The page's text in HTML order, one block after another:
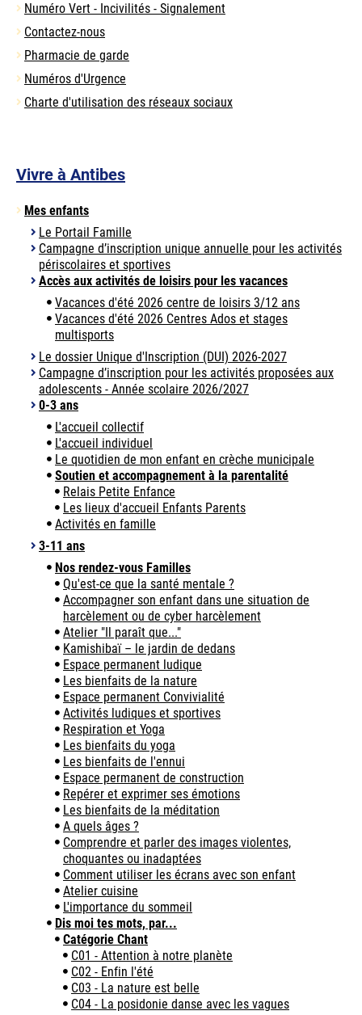
Numéro Vert - Incivilités - Signalement
Contactez-nous
Pharmacie de garde
Numéros d'Urgence
Charte d'utilisation des réseaux sociaux
Vivre à Antibes
Mes enfants
Le Portail Famille
Campagne d’inscription unique annuelle pour les activités
périscolaires et sportives
Accès aux activités de loisirs pour les vacances
Vacances d'été 2026 centre de loisirs 3/12 ans
Vacances d'été 2026 Centres Ados et stages
multisports
Le dossier Unique d'Inscription (DUI) 2026-2027
Campagne d’inscription pour les activités proposées aux
adolescents - Année scolaire 2026/2027
0-3 ans
L'accueil collectif
L'accueil individuel
Le quotidien de mon enfant en crèche municipale
Soutien et accompagnement à la parentalité
Relais Petite Enfance
Les lieux d'accueil Enfants Parents
Activités en famille
3-11 ans
Nos rendez-vous Familles
Qu'est-ce que la santé mentale ?
Accompagner son enfant dans une situation de
harcèlement ou de cyber harcèlement
Atelier "Il paraît que..."
Kamishibaï – le jardin de dedans
Espace permanent ludique
Les bienfaits de la nature
Espace permanent Convivialité
Activités ludiques et sportives
Respiration et Yoga
Les bienfaits du yoga
Les bienfaits de l'ennui
Espace permanent de construction
Repérer et exprimer ses émotions
Les bienfaits de la méditation
A quels âges ?
Comprendre et parler des images violentes,
choquantes ou inadaptées
Comment utiliser les écrans avec son enfant
Atelier cuisine
L'importance du sommeil
Dis moi tes mots, par...
Catégorie Chant
C01 - Attention à notre planète
C02 - Enfin l'été
C03 - La nature est belle
C04 - La posidonie danse avec les vagues